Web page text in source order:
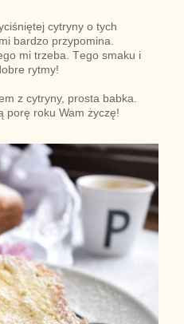
cytryny o tych
bardzo przypomina.
mi trzeba. Tego smaku i
rytmy!
z cytryny, prosta babka.
porę roku Wam życzę!